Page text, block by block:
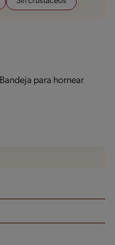
Bandeja para hornear